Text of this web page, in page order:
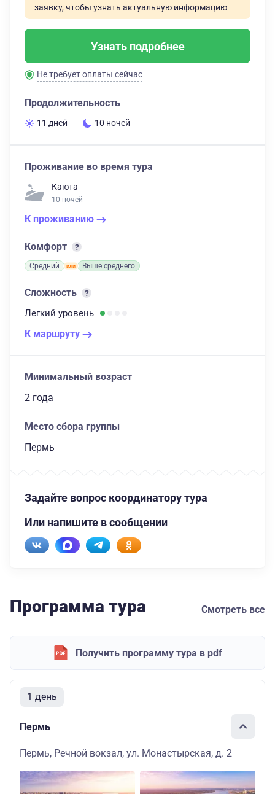
заявку, чтобы узнать актуальную информацию
Узнать подробнее
Не требует оплаты сейчас
Продолжительность
11 дней 10 ночей
Проживание во время тура
Каюта
10 ночей
К проживанию
Комфорт
Средний Выше среднего
Сложность
Легкий уровень
К маршруту
Минимальный возраст
2 года
Место сбора группы
Пермь
Задайте вопрос координатору тура
Или напишите в сообщении
Программа тура Смотреть все
Получить программу тура в pdf
1 день
Пермь
Пермь, Речной вокзал, ул. Монастырская, д. 2